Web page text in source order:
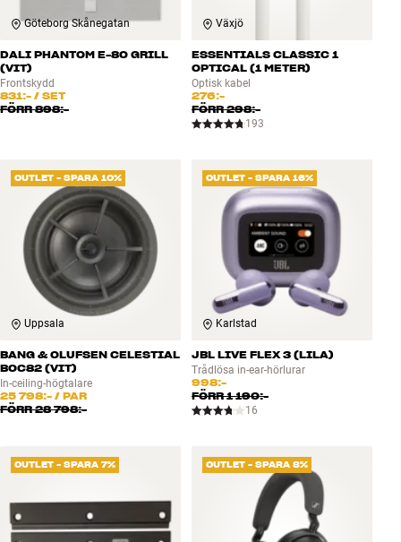
Göteborg Skånegatan
DALI PHANTOM E-80 GRILL
(VIT)
Frontskydd
831:- / SET
FÖRR898:-
Växjö
ESSENTIALS CLASSIC 1
OPTICAL (1 METER)
Optisk kabel
276:-
FÖRR298:-
193
OUTLET - SPARA 10%
Uppsala
BANG & OLUFSEN CELESTIAL
BOC82 (VIT)
In-ceiling-högtalare
25 798:- / PAR
FÖRR28 798:-
OUTLET - SPARA 16%
Karlstad
JBL LIVE FLEX 3 (LILA)
Trådlösa in-ear-hörlurar
998:-
FÖRR1 190:-
16
OUTLET - SPARA 7% OUTLET - SPARA 8%